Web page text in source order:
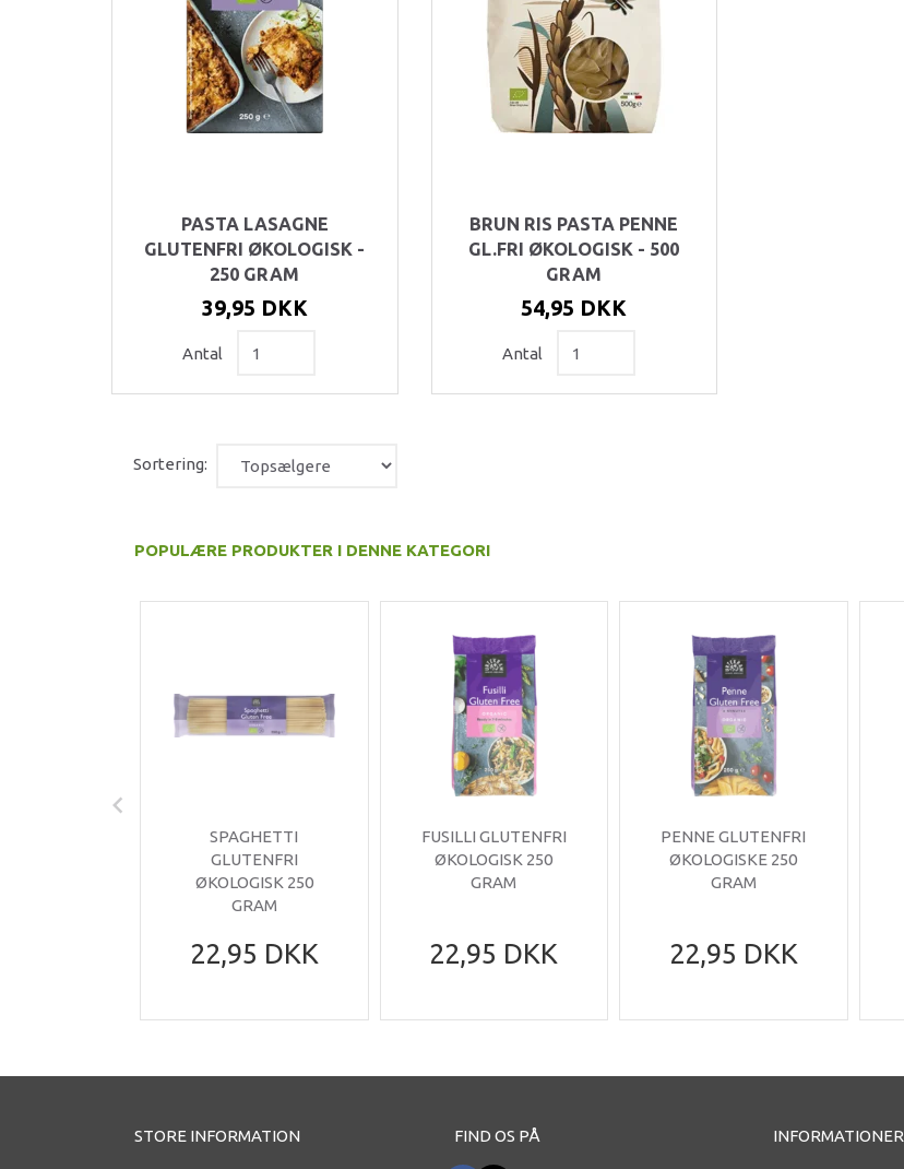
PASTA LASAGNE
GLUTENFRI ØKOLOGISK -
250 GRAM
39,95 DKK
Antal
BRUN RIS PASTA PENNE
GL.FRI ØKOLOGISK - 500
GRAM
54,95 DKK
Antal
Sortering:
POPULÆRE PRODUKTER I DENNE KATEGORI
SPAGHETTI
GLUTENFRI
ØKOLOGISK 250
GRAM
22,95 DKK
FUSILLI GLUTENFRI
ØKOLOGISK 250
GRAM
22,95 DKK
PENNE GLUTENFRI
ØKOLOGISKE 250
GRAM
22,95 DKK
STORE INFORMATION FIND OS PÅ INFORMATIONER